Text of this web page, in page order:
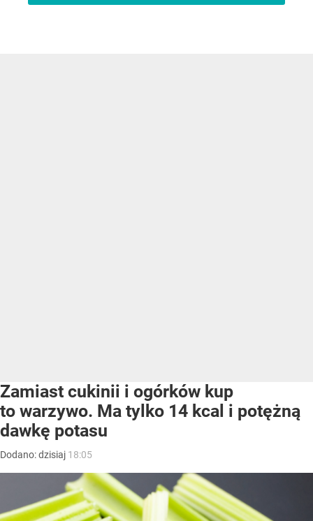
Zamiast cukinii i ogórków kup
to warzywo. Ma tylko 14 kcal i potężną
dawkę potasu
Dodano:dzisiaj 18:05